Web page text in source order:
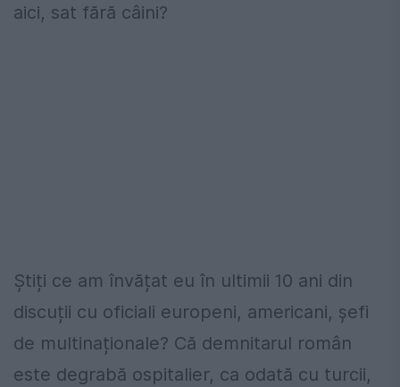
aici, sat fără câini?
Știți ce am învățat eu în ultimii 10 ani din
discuții cu oficiali europeni, americani, șefi
de multinaționale? Că demnitarul român
este degrabă ospitalier, ca odată cu turcii,